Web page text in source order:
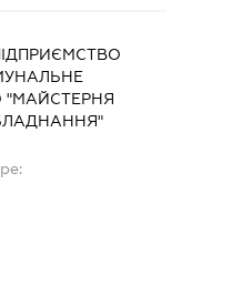
"МАЙСТЕРНЯ